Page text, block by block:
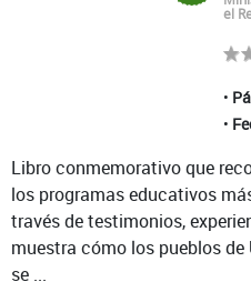
el
Libro conmemorativo que
los programas educativos
través de testimonios,
muestra cómo los pueblos
se ...